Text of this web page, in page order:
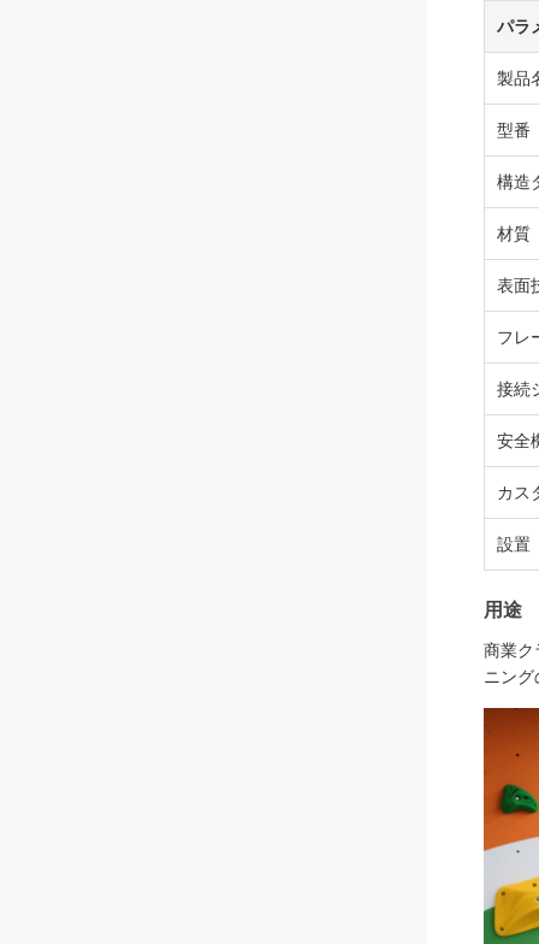
パラ
製品
型番
構造
材質
表面
フレ
接続
安全
カス
設置
用途
商業ク
ニン